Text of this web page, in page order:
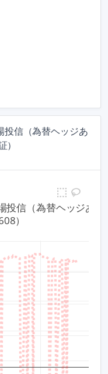
投信（為替ヘッジあ
）
投信（為替ヘッジあり
）